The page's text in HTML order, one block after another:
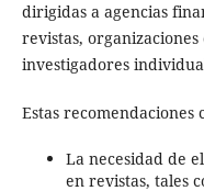
dirigidas a agencias
revistas,
investigadores
Estas
La necesidad de
en revistas, tales